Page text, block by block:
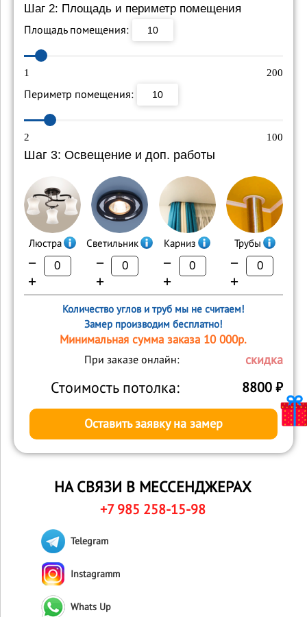
Шаг 2: Площадь и периметр помещения
Площадь помещения:
1 200
Периметр помещения:
2 100
Шаг 3: Освещение и доп. работы
Люстра
−
+
Светильник
−
+
Карниз
−
+
Трубы
−
+
Количество углов и труб мы не считаем!
Замер производим бесплатно!
Минимальная сумма заказа 10 000р.
При заказе онлайн: скидка
Стоимость потолка: 8800 ₽
Оставить заявку на замер
НА СВЯЗИ В МЕССЕНДЖЕРАХ
+7 985 258-15-98
Telegram
Instagramm
Whats Up